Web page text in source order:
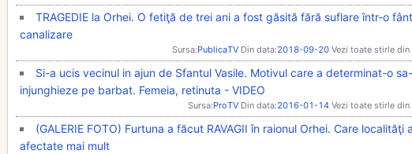
TRAGEDIE la Orhei. O fetiţă de trei ani a fost găsită fără suflare într-o
canalizare
Sursa:PublicaTV Din data:2018-09-20 Vezi toate stirle din
Si-a ucis vecinul in ajun de Sfantul Vasile. Motivul care a determinat-o
injunghieze pe barbat. Femeia, retinuta - VIDEO
Sursa:ProTV Din data:2016-01-14 Vezi toate stirle din
(GALERIE FOTO) Furtuna a făcut RAVAGII în raionul Orhei. Care localităţi
afectate mai mult